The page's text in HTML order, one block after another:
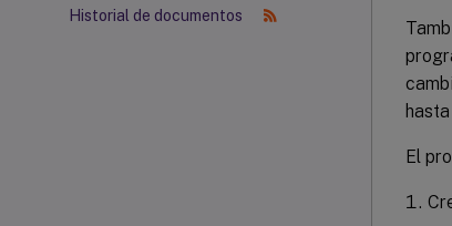
Historial de documentos
El